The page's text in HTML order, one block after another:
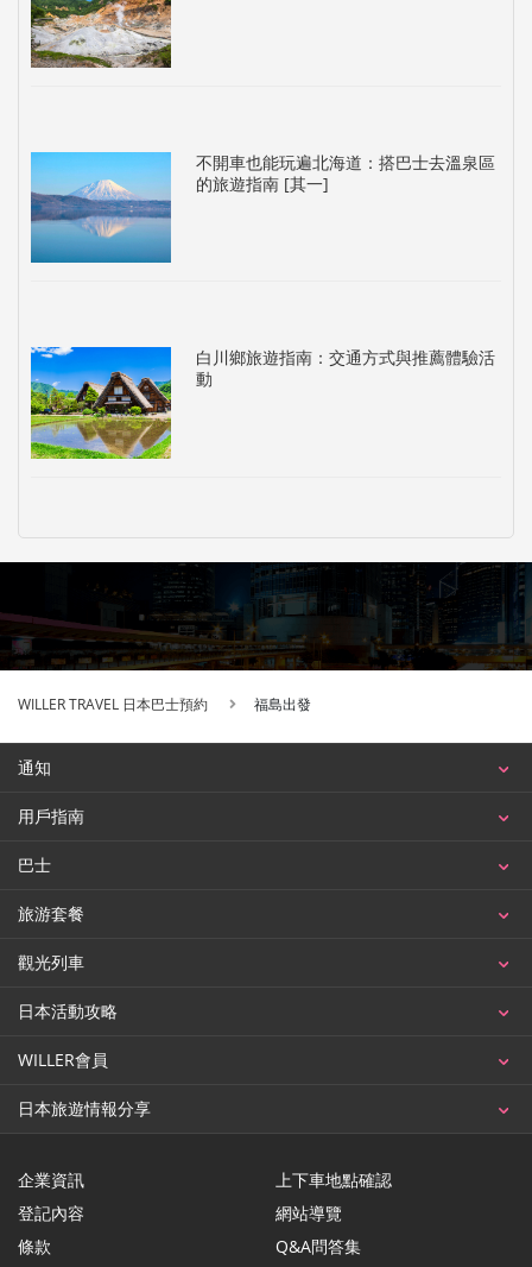
不開車也能玩遍北海道：搭巴士去溫泉區
的旅遊指南 [其一]
白川鄉旅遊指南：交通方式與推薦體驗活
動
WILLER TRAVEL 日本巴士預約 福島出發
通知
用戶指南
巴士
旅游套餐
觀光列車
日本活動攻略
WILLER會員
日本旅遊情報分享
企業資訊
登記內容
條款
上下車地點確認
網站導覽
Q&A問答集